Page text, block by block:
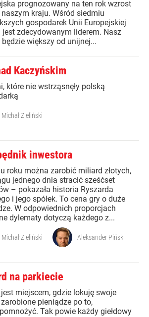
prognozowany na ten rok wzrost
naszym kraju. Wśród siedmiu
gospodarek Unii Europejskiej
jest zdecydowanym liderem. Nasz
większy od unijnej...
Kaczyńskim
które nie wstrząsnęły polską
Michał Zieliński
inwestora
roku można zarobić miliard złotych,
jednego dnia stracić sześćset
– pokazała historia Ryszarda
i jego spółek. To cena gry o duże
W odpowiednich proporcjach
dylematy dotyczą każdego z...
Michał Zieliński Aleksander Piński
na parkiecie
jest miejscem, gdzie lokuję swoje
pieniądze po to,
Tak powie każdy giełdowy